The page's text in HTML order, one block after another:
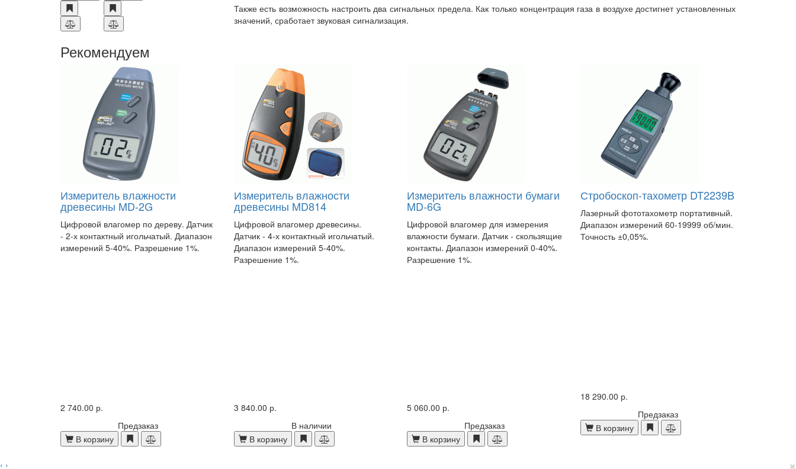
Также есть возможность настроить два сигнальных предела. Как только концентрация газа в воздухе достигнет установленных
значений, сработает звуковая сигнализация.
Рекомендуем
Измеритель влажности
древесины MD-2G
Цифровой влагомер по дереву. Датчик
- 2-х контактный игольчатый. Диапазон
измерений 5-40%. Разрешение 1%.
2 740.00 р.
Предзаказ
В корзину
Измеритель влажности
древесины MD814
Цифровой влагомер древесины.
Датчик - 4-х контактный игольчатый.
Диапазон измерений 5-40%.
Разрешение 1%.
3 840.00 р.
В наличии
В корзину
Измеритель влажности бумаги
MD-6G
Цифровой влагомер для измерения
влажности бумаги. Датчик - скользящие
контакты. Диапазон измерений 0-40%.
Разрешение 1%.
5 060.00 р.
Предзаказ
В корзину
Стробоскоп-тахометр DT2239B
Лазерный фототахометр портативный.
Диапазон измерений 60-19999 об/мин.
Точность ±0,05%.
18 290.00 р.
Предзаказ
В корзину
‹ › ×